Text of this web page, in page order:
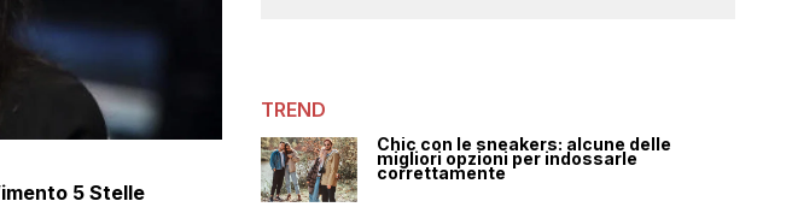
5 Stelle
TREND
Chic con le sneakers: alcune delle
migliori opzioni per indossarle
correttamente